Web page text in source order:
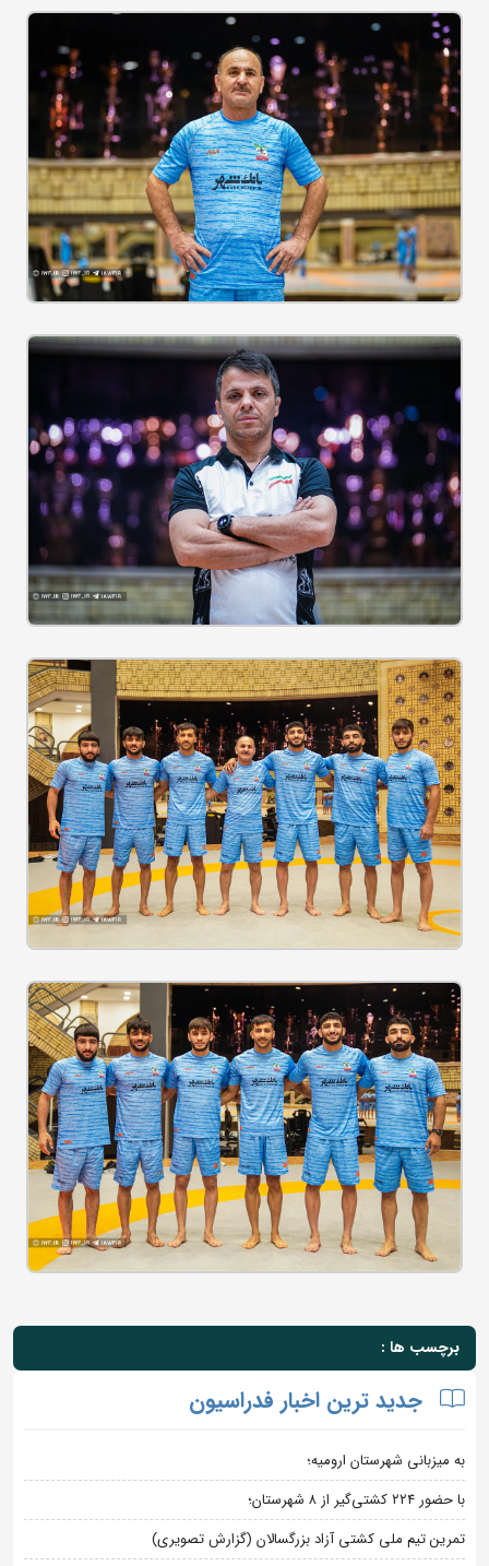
برچسب ها :
جدید ترین اخبار فدراسیون
به میزبانی شهرستان ارومیه؛
با حضور ۲۲۴ کشتی‌گیر از ۸ شهرستان؛
تمرین تیم ملی کشتی آزاد بزرگسالان (گزارش تصویری)